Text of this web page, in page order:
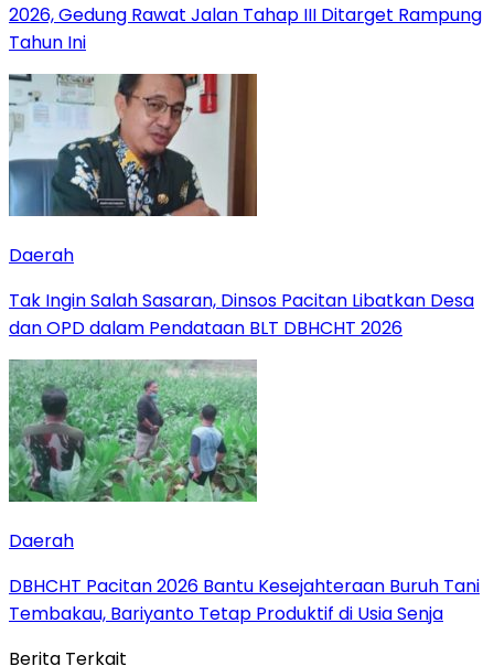
2026, Gedung Rawat Jalan Tahap III Ditarget Rampung
Tahun Ini
Daerah
Tak Ingin Salah Sasaran, Dinsos Pacitan Libatkan Desa
dan OPD dalam Pendataan BLT DBHCHT 2026
Daerah
DBHCHT Pacitan 2026 Bantu Kesejahteraan Buruh Tani
Tembakau, Bariyanto Tetap Produktif di Usia Senja
Berita Terkait